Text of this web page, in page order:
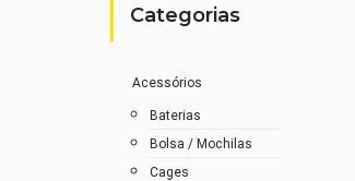
Categorias
Acessórios
Baterias
Bolsa / Mochilas
Cages